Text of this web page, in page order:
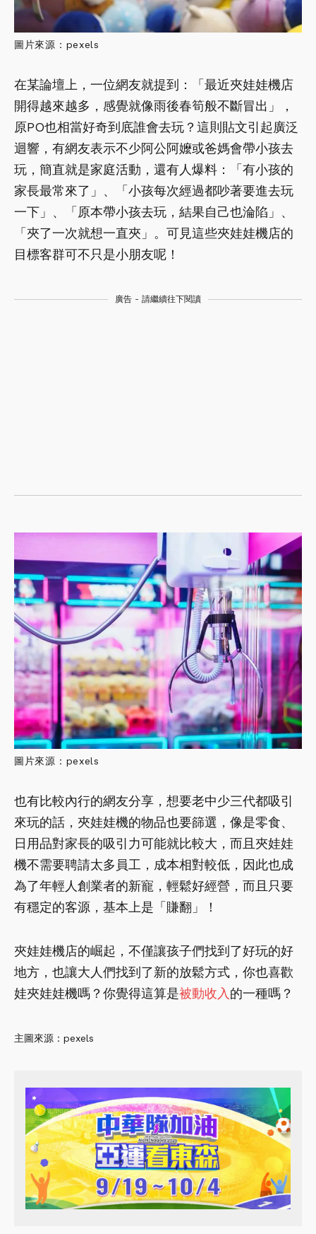
圖片來源：pexels
在某論壇上，一位網友就提到：「最近夾娃娃機店
開得越來越多，感覺就像雨後春筍般不斷冒出」，
原PO也相當好奇到底誰會去玩？這則貼文引起廣泛
迴響，有網友表示不少阿公阿嬤或爸媽會帶小孩去
玩，簡直就是家庭活動，還有人爆料：「有小孩的
家長最常來了」、「小孩每次經過都吵著要進去玩
一下」、「原本帶小孩去玩，結果自己也淪陷」、
「夾了一次就想一直夾」。可見這些夾娃娃機店的
目標客群可不只是小朋友呢！
廣告 - 請繼續往下閱讀
圖片來源：pexels
也有比較內行的網友分享，想要老中少三代都吸引
來玩的話，夾娃娃機的物品也要篩選，像是零食、
日用品對家長的吸引力可能就比較大，而且夾娃娃
機不需要聘請太多員工，成本相對較低，因此也成
為了年輕人創業者的新寵，輕鬆好經營，而且只要
有穩定的客源，基本上是「賺翻」！
夾娃娃機店的崛起，不僅讓孩子們找到了好玩的好
地方，也讓大人們找到了新的放鬆方式，你也喜歡
娃夾娃娃機嗎？你覺得這算是被動收入 的一種嗎？
主圖來源：pexels